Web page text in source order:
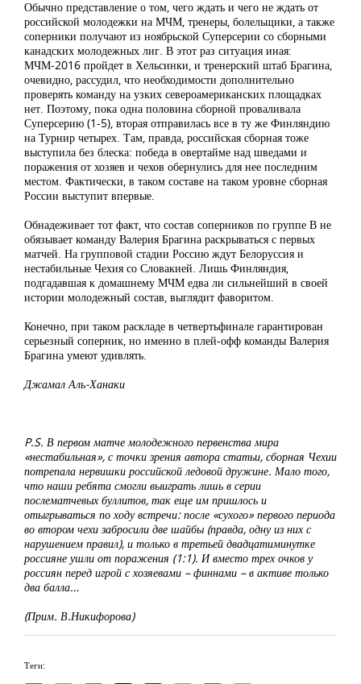
Обычно представление о том, чего ждать и чего не ждать от
российской молодежки на МЧМ, тренеры, болельщики, а также
соперники получают из ноябрьской Суперсерии со сборными
канадских молодежных лиг. В этот раз ситуация иная:
МЧМ-2016 пройдет в Хельсинки, и тренерский штаб Брагина,
очевидно, рассудил, что необходимости дополнительно
проверять команду на узких североамериканских площадках
нет. Поэтому, пока одна половина сборной проваливала
Суперсерию (1-5), вторая отправилась все в ту же Финляндию
на Турнир четырех. Там, правда, российская сборная тоже
выступила без блеска: победа в овертайме над шведами и
поражения от хозяев и чехов обернулись для нее последним
местом. Фактически, в таком составе на таком уровне сборная
России выступит впервые.
Обнадеживает тот факт, что состав соперников по группе В не
обязывает команду Валерия Брагина раскрываться с первых
матчей. На групповой стадии Россию ждут Белоруссия и
нестабильные Чехия со Словакией. Лишь Финляндия,
подгадавшая к домашнему МЧМ едва ли сильнейший в своей
истории молодежный состав, выглядит фаворитом.
Конечно, при таком раскладе в четвертьфинале гарантирован
серьезный соперник, но именно в плей-офф команды Валерия
Брагина умеют удивлять.
Джамал Аль-Ханаки
P.S. В первом матче молодежного первенства мира
«нестабильная», с точки зрения автора статьи, сборная Чехии
потрепала нервишки российской ледовой дружине. Мало того,
что наши ребята смогли выиграть лишь в серии
послематчевых буллитов, так еще им пришлось и
отыгрываться по ходу встречи: после «сухого» первого периода
во втором чехи забросили две шайбы (правда, одну из них с
нарушением правил), и только в третьей двадцатиминутке
россияне ушли от поражения (1:1). И вместо трех очков у
россиян перед игрой с хозяевами – финнами – в активе только
два балла…
(Прим. В.Никифорова)
Теги: